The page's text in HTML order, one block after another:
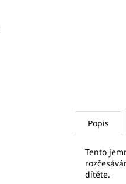
Popis
Tento
dítěte.